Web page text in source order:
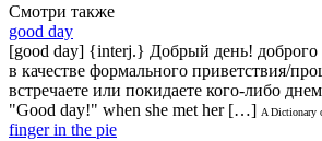
Смотри также
good day
[good day] {interj.} Добрый день! доброго
в качестве формального приветствия/
встречаете или покидаете кого-либо
"Good day!" when she met her […] A Dictionary
finger in the pie